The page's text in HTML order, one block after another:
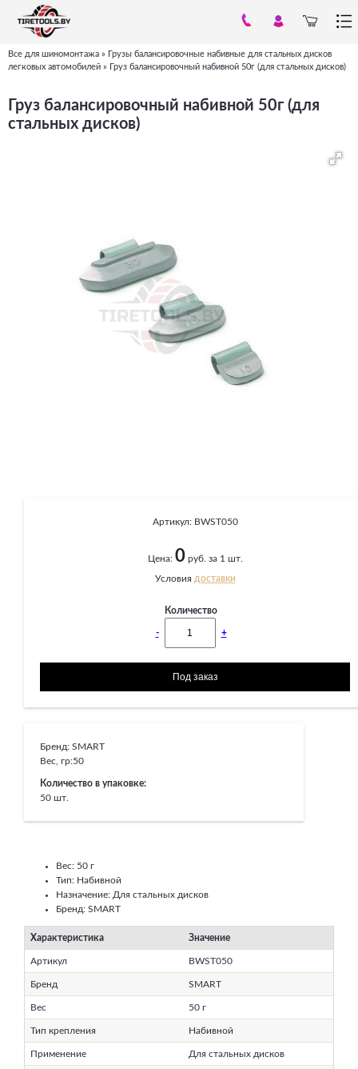
Вы
Все для шиномонтажа » Грузы балансировочные набивные для стальных дисков
легковых автомобилей » Груз балансировочный набивной 50г (для стальных дисков)
Груз балансировочный набивной 50г (для
стальных дисков)
Артикул: BWST050
Цена: 0руб. за 1 шт.
Условия доставки
Количество
- +
Бренд: SMART
Вес, гр:50
Количество в упаковке:
50 шт.
Вес: 50 г
Тип: Набивной
Назначение: Для стальных дисков
Бренд: SMART
Характеристика Значение
Артикул BWST050
Бренд SMART
Вес 50 г
Тип крепления Набивной
Применение Для стальных дисков